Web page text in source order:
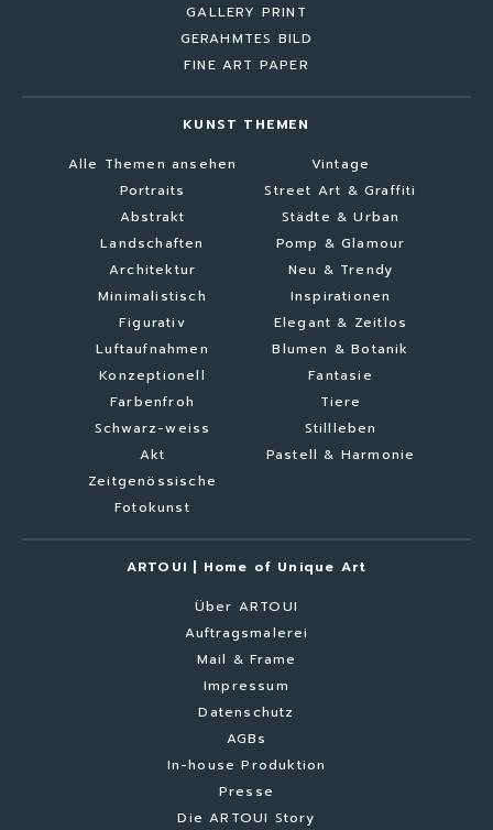
GALLERY PRINT
GERAHMTES BILD
FINE ART PAPER
KUNST THEMEN
Alle Themen ansehen
Portraits
Abstrakt
Landschaften
Architektur
Minimalistisch
Figurativ
Luftaufnahmen
Konzeptionell
Farbenfroh
Schwarz-weiss
Akt
Zeitgenössische
Fotokunst
Vintage
Street Art & Graffiti
Städte & Urban
Pomp & Glamour
Neu & Trendy
Inspirationen
Elegant & Zeitlos
Blumen & Botanik
Fantasie
Tiere
Stillleben
Pastell & Harmonie
ARTOUI | Home of Unique Art
Über ARTOUI
Auftragsmalerei
Mail & Frame
Impressum
Datenschutz
AGBs
In-house Produktion
Presse
Die ARTOUI Story